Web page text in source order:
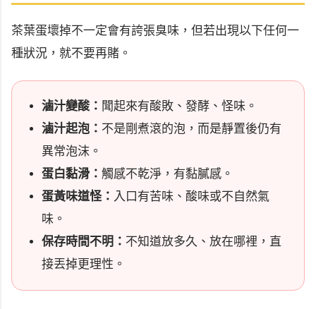
茶葉蛋壞掉不一定會有誇張臭味，但若出現以下任何一
種狀況，就不要再賭。
滷汁變酸： 聞起來有酸敗、發酵、怪味。
滷汁起泡： 不是剛煮滾的泡，而是靜置後仍有
異常泡沫。
蛋白黏滑： 觸感不乾淨，有黏膩感。
蛋黃味道怪： 入口有苦味、酸味或不自然氣
味。
保存時間不明： 不知道放多久、放在哪裡，直
接丟掉更理性。